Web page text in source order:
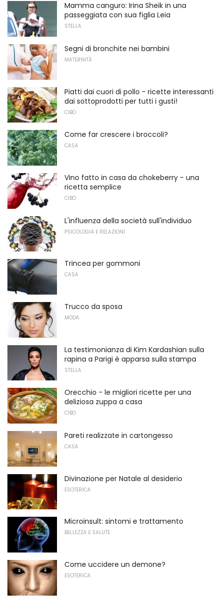
Mamma canguro: Irina Sheik in una
passeggiata con sua figlia Leia
STELLA
Segni di bronchite nei bambini
MATERNITÀ
Piatti dai cuori di pollo - ricette interessanti
dai sottoprodotti per tutti i gusti!
CIBO
Come far crescere i broccoli?
CASA
Vino fatto in casa da chokeberry - una
ricetta semplice
CIBO
L'influenza della società sull'individuo
PSICOLOGIA E RELAZIONI
Trincea per gommoni
CASA
Trucco da sposa
MODA
La testimonianza di Kim Kardashian sulla
rapina a Parigi è apparsa sulla stampa
STELLA
Orecchio - le migliori ricette per una
deliziosa zuppa a casa
CIBO
Pareti realizzate in cartongesso
CASA
Divinazione per Natale al desiderio
ESOTERICA
Microinsult: sintomi e trattamento
BELLEZZA E SALUTE
Come uccidere un demone?
ESOTERICA